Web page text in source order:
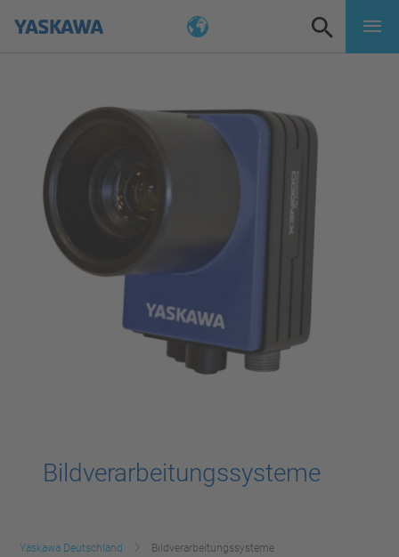
Bildverarbeitungssysteme
Yaskawa Deutschland Bildverarbeitungssysteme